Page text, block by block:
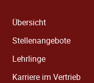
Übersicht
Stellenangebote
Lehrlinge
Karriere im Vertrieb